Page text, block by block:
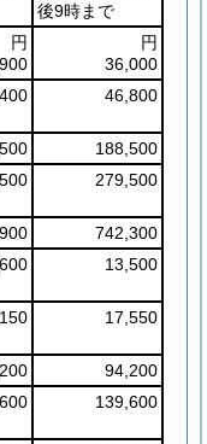
後9時まで
円
円
36,000
46,800
188,500
279,500
742,300
13,500
17,550
94,200
139,600